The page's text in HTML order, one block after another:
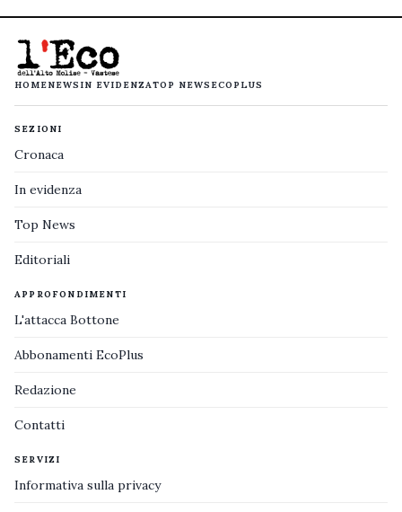
HOMENEWS IN EVIDENZATOP NEWS ECOPLUS
SEZIONI
Cronaca
In evidenza
Top News
Editoriali
APPROFONDIMENTI
L'attacca Bottone
Abbonamenti EcoPlus
Redazione
Contatti
SERVIZI
Informativa sulla privacy